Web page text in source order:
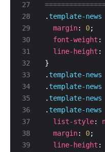
27
28
29
30
31
33
34
35
36
37
38
39
.template-news
margin: 0
font-weight :
line-height :
.template-news
.template-news
.template-news
.template-news
list-style:
margin: 0
line-height :